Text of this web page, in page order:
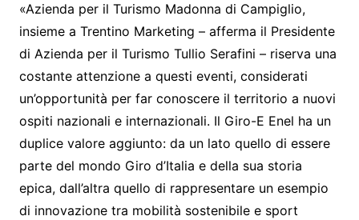
«Azienda per il Turismo Madonna di Campiglio,
insieme a Trentino Marketing – afferma il Presidente
di Azienda per il Turismo Tullio Serafini – riserva una
costante attenzione a questi eventi, considerati
un’opportunità per far conoscere il territorio a nuovi
ospiti nazionali e internazionali. Il Giro-E Enel ha un
duplice valore aggiunto: da un lato quello di essere
parte del mondo Giro d’Italia e della sua storia
epica, dall’altra quello di rappresentare un esempio
di innovazione tra mobilità sostenibile e sport